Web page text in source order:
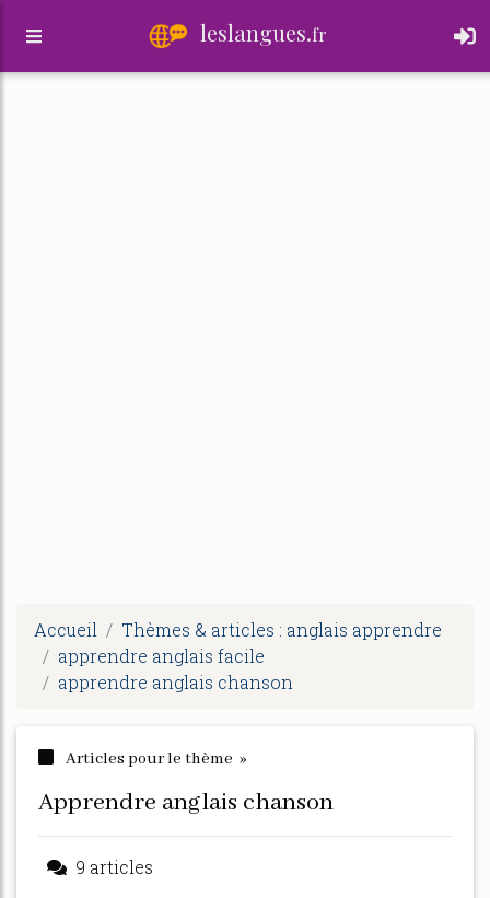
leslangues.fr
Accueil
Thèmes & articles : anglais apprendre
apprendre anglais facile
apprendre anglais chanson
Articles pour le thème »
apprendre anglais chanson
9 articles